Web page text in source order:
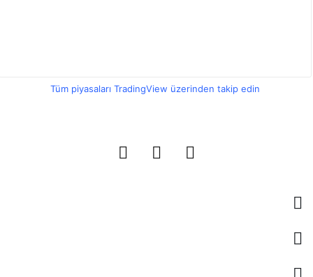
Tüm piyasaları TradingView üzerinden takip edin